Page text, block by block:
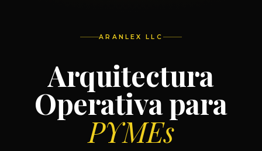
ARANLEX LLC
Arquitectura
Operativa para
PYMEs